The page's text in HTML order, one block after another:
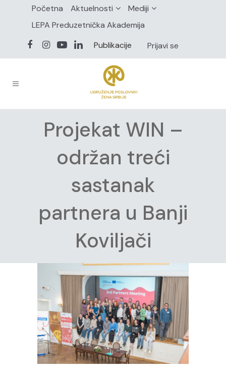
Početna Aktuelnosti
Mediji
LEPA Preduzetnička Akademija
Publikacije
Prijavi se
Projekat WIN –
održan treći
sastanak
partnera u Banji
Koviljači